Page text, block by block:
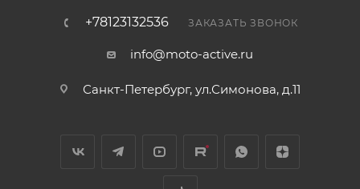
+78123132536 ЗАКАЗАТЬ ЗВОНОК
info@moto-active.ru
Санкт-Петербург, ул.Симонова, д.11